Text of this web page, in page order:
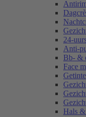
24-
Anti-
Bb- &
Face
Hals